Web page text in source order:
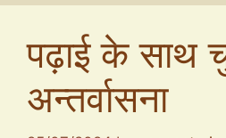
पढ़ाई के साथ
अन्तर्वासना